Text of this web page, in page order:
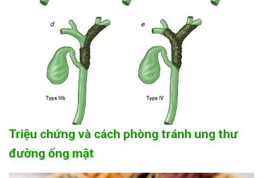
Triệu chứng và cách phòng tránh ung thư
đường ống mật